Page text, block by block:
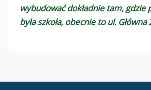
wybudować dokładnie tam, gdzie
była szkoła, obecnie to ul. Główna